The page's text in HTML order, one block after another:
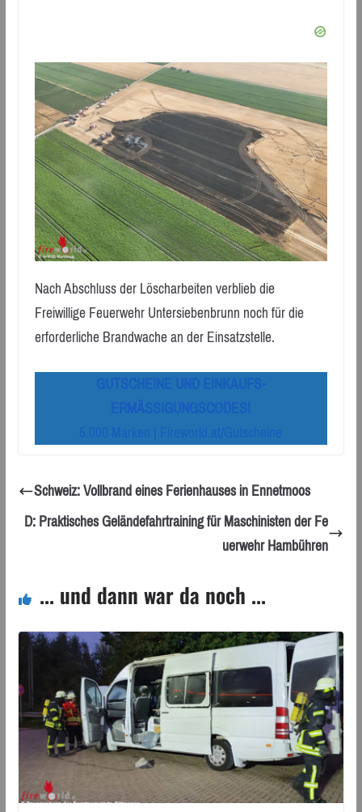
Nach Abschluss der Löscharbeiten verblieb die
Freiwillige Feuerwehr Untersiebenbrunn noch für die
erforderliche Brandwache an der Einsatzstelle.
Schweiz: Vollbrand eines Ferienhauses in Ennetmoos
D: Praktisches Geländefahrtraining für Maschinisten der Fe
uerwehr Hambühren
... und dann war da noch ...